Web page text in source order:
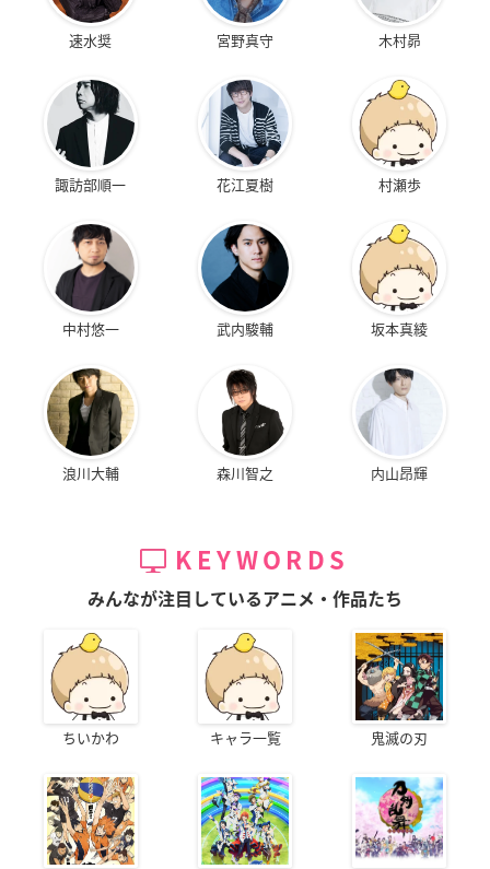
速水奨 宮野真守 木村昴
諏訪部順一 花江夏樹 村瀬歩
中村悠一 武内駿輔 坂本真綾
浪川大輔 森川智之 内山昂輝
KEYWORDS
みんなが注目しているアニメ・作品たち
ちいかわ キャラ一覧 鬼滅の刃